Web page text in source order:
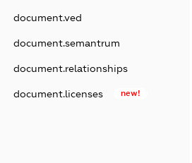
document.ved
document.semantrum
document.relationships
document.licenses new!